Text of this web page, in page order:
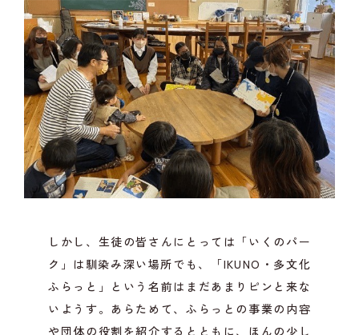
しかし、生徒の皆さんにとっては「いくのパー
ク」は馴染み深い場所でも、「IKUNO・多文化
ふらっと」という名前はまだあまりピンと来な
いようす。あらためて、ふらっとの事業の内容
や団体の役割を紹介するとともに、ほんの少し